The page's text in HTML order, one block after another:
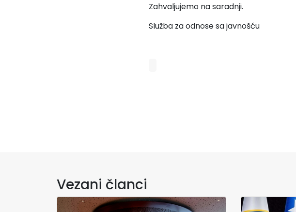
Zahvaljujemo na saradnji.
Služba za odnose sa javnošću
Vezani članci